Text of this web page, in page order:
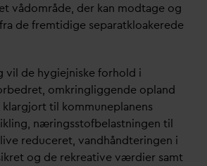
vådområde, der kan modtage og
de fremtidige separatkloakerede
vil de hygiejniske forhold i
omkringliggende opland
til kommuneplanens
næringsstofbelastningen til
reduceret, vandhåndteringen i
og de rekreative værdier samt